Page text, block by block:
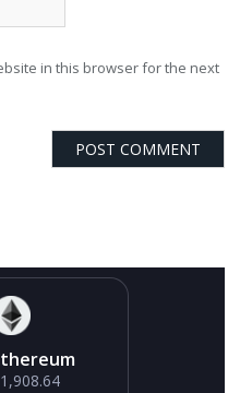
in this browser for the next